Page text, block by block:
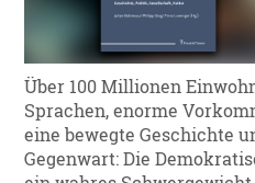
Über 100 Millionen
Sprachen, enorme
eine bewegte Geschichte
Gegenwart: Die